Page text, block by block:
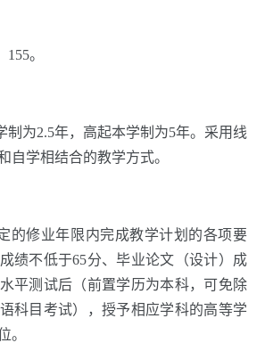
。
制为2.5年，高起本学制为5年。采用线
自学相结合的教学方式。
的修业年限内完成教学计划的各项要
绩不低于65分、毕业论文（设计）成
平测试后（前置学历为本科，可免除
科目考试），授予相应学科的高等学
。